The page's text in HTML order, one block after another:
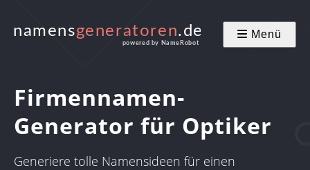
Menü
Firmennamen-
Generator für Optiker
Generiere tolle Namensideen für einen